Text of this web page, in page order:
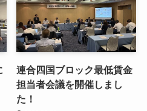
連合四国ブロック最低賃金
担当者会議を開催しまし
た！